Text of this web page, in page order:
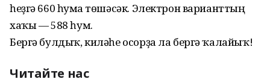
һеҙгә 660 һумға төшәсәк. Электрон варианттың
хаҡы — 588 һум.
Бергә булдыҡ, киләһе осорҙа ла бергә ҡалайыҡ!
Читайте нас